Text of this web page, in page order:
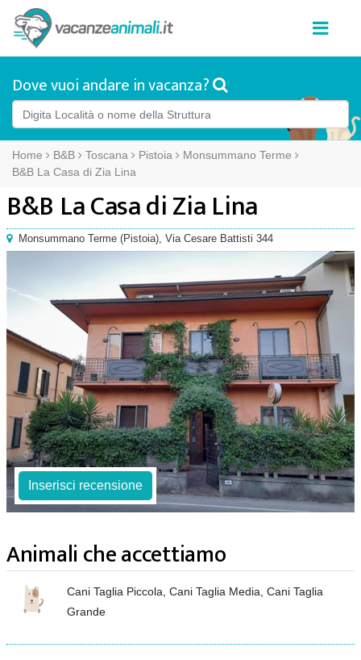
Dove vuoi andare in vacanza?
Home B&B Toscana Pistoia
Monsummano Terme
B&B La Casa di Zia Lina
B&B La Casa di Zia Lina
Monsummano Terme (Pistoia), Via Cesare Battisti 344
Inserisci recensione
Animali che accettiamo
Cani Taglia Piccola, Cani Taglia Media, Cani Taglia
Grande